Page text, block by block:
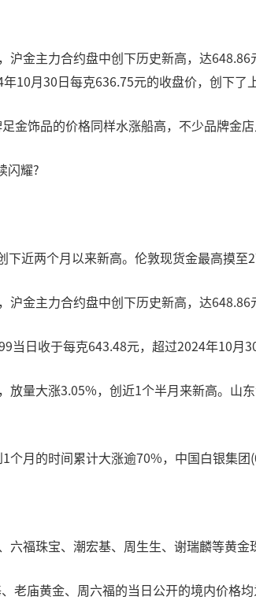
金主力合约盘中创下历史新高，达
10月30日每克636.75元的收盘价，创下了
金饰品的价格同样水涨船高，不少品牌金
闪耀?
近两个月以来新高。伦敦现货金最高摸
金主力合约盘中创下历史新高，达648.86
日收于每克643.48元，超过2024年10月
量大涨3.05%，创近1个半月来新高。山
月的时间累计大涨逾70%，中国白银集团
福珠宝、潮宏基、周生生、谢瑞麟等黄金
老庙黄金、周六福的当日公开的境内价格